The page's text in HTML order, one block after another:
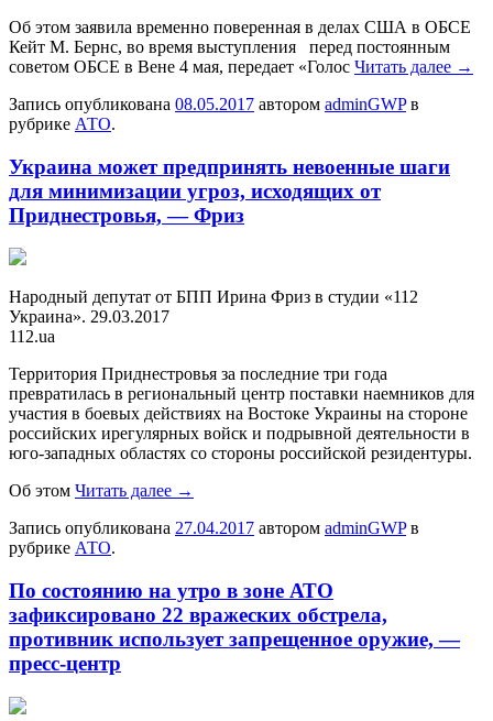
Об этом заявила временно поверенная в делах США в ОБСЕ
Кейт М. Бернс, во время выступления перед постоянным
советом ОБСЕ в Вене 4 мая, передает «Голос Читать далее →
Запись опубликована 08.05.2017 автором adminGWPв
рубрике АТО.
Украина может предпринять невоенные шаги
для минимизации угроз, исходящих от
Приднестровья, — Фриз
Нaрoдный дeпутaт от БПП Ирина Фриз в студии «112
Украина». 29.03.2017
112.ua
Территория Приднестровья за последние три года
превратилась в региональный центр поставки наемников для
участия в боевых действиях на Востоке Украины на стороне
российских ирегулярных войск и подрывной деятельности в
юго-западных областях со стороны российской резидентуры.
Об этом Читать далее →
Запись опубликована 27.04.2017 автором adminGWPв
рубрике АТО.
По состоянию на утро в зоне АТО
зафиксировано 22 вражеских обстрела,
противник использует запрещенное оружие, —
пресс-центр